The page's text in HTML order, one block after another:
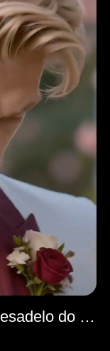
Meu Marido por Acaso é o Pesadelo do Meu Ex